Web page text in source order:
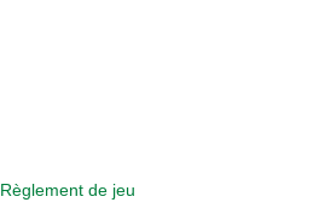
Règlement de jeu